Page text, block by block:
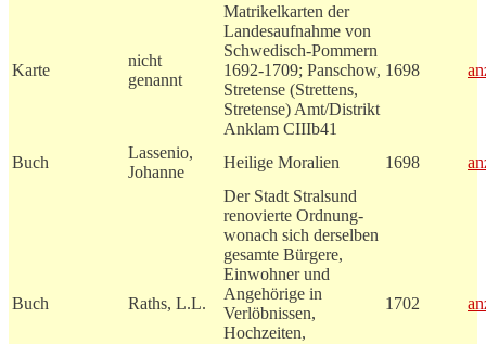
Karte
nicht
genannt
Matrikelkarten der
Landesaufnahme von
Schwedisch-Pommern
1692-1709; Panschow,
Stretense (Strettens,
Stretense) Amt/Distrikt
Anklam CIIIb41
1698
Buch
Lassenio,
Johanne
Heilige Moralien 1698
Buch Raths, L.L.
Der Stadt Stralsund
renovierte Ordnung-
wonach sich derselben
gesamte Bürgere,
Einwohner und
Angehörige in
Verlöbnissen,
Hochzeiten,
1702